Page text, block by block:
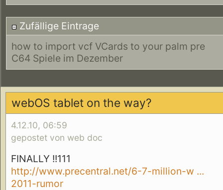
Zufällige Eintrage
how to import vcf VCards to your palm pre
C64 Spiele im Dezember
webOS tablet on the way?
4.12.10, 06:59
gepostet von web doc
FINALLY !!111
http://www.precentral.net/6-7-million-w ...
2011-rumor